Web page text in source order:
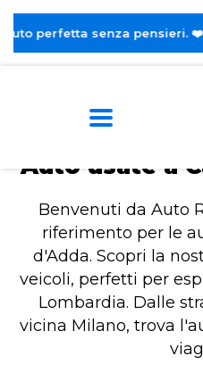
Home Auto
Auto usate a
Benvenuti da Auto
riferimento per le
d'Adda. Scopri la
veicoli, perfetti per
Lombardia. Dalle
vicina Milano, trova